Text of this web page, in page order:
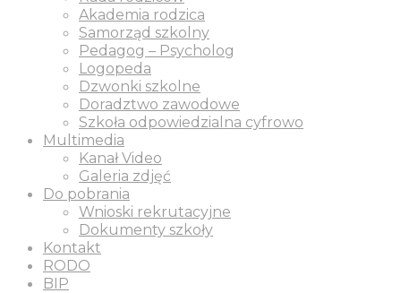
Akademia rodzica
Samorząd szkolny
Pedagog – Psycholog
Logopeda
Dzwonki szkolne
Doradztwo zawodowe
Szkoła odpowiedzialna cyfrowo
Multimedia
Kanał Video
Galeria zdjęć
Do pobrania
Wnioski rekrutacyjne
Dokumenty szkoły
Kontakt
RODO
BIP